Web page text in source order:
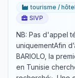
tourisme /
SIVP
NB: Pas d'appel
uniquementAfin
BARIOLO, la
en Tunisie